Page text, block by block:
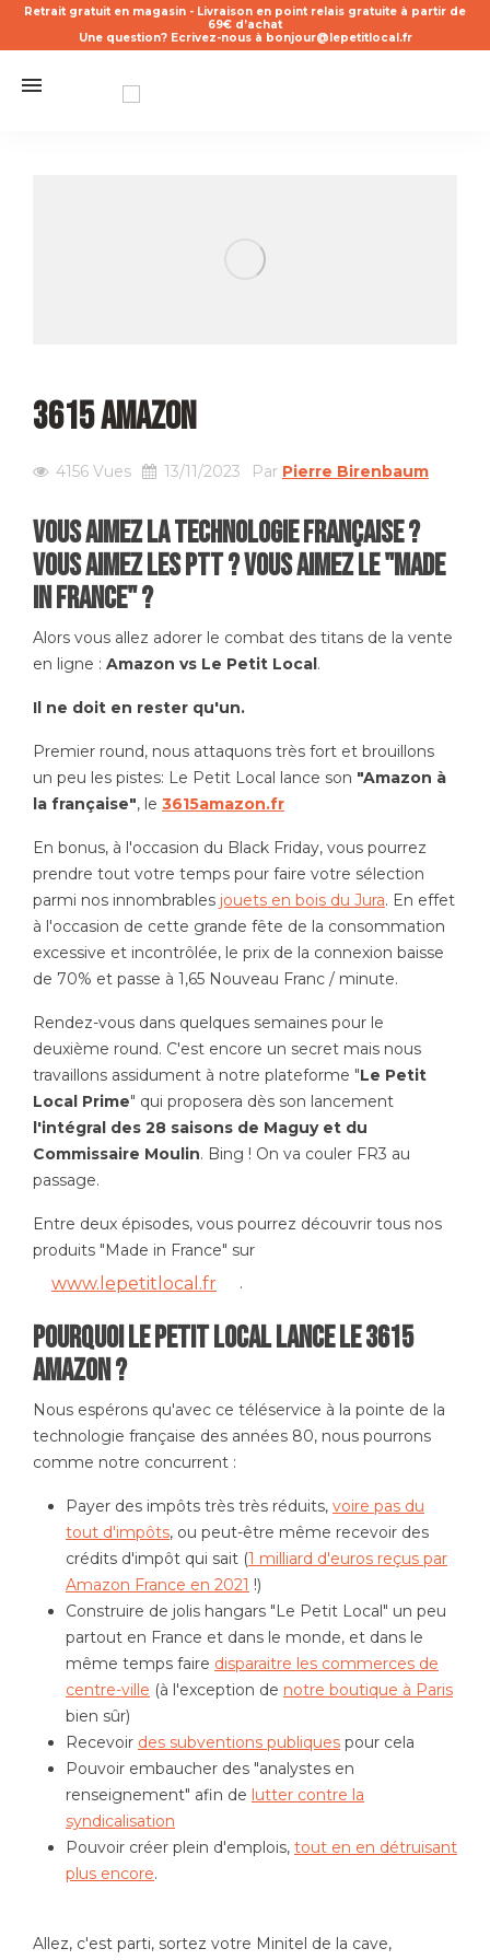
Retrait gratuit en magasin - Livraison en point relais gratuite à partir de
69€ d’achat
Une question? Ecrivez-nous à bonjour@lepetitlocal.fr
3615 AMAZON
4156 Vues 13/11/2023 Par Pierre Birenbaum
Vous aimez la technologie française ?
Vous aimez les PTT ? Vous aimez le "Made
in France" ?
Alors vous allez adorer le combat des titans de la vente
en ligne : Amazon vs Le Petit Local.
Il ne doit en rester qu'un.
Premier round, nous attaquons très fort et brouillons
un peu les pistes: Le Petit Local lance son "Amazon à
la française", le 3615amazon.fr
En bonus, à l'occasion du Black Friday, vous pourrez
prendre tout votre temps pour faire votre sélection
parmi nos innombrables jouets en bois du Jura. En effet
à l'occasion de cette grande fête de la consommation
excessive et incontrôlée, le prix de la connexion baisse
de 70% et passe à 1,65 Nouveau Franc / minute.
Rendez-vous dans quelques semaines pour le
deuxième round. C'est encore un secret mais nous
travaillons assidument à notre plateforme "Le Petit
Local Prime" qui proposera dès son lancement
l'intégral des 28 saisons de Maguy et du
Commissaire Moulin. Bing ! On va couler FR3 au
passage.
Entre deux épisodes, vous pourrez découvrir tous nos
produits "Made in France" sur
www.lepetitlocal.fr .
Pourquoi Le Petit Local lance le 3615
AMAZON ?
Nous espérons qu'avec ce téléservice à la pointe de la
technologie française des années 80, nous pourrons
comme notre concurrent :
Payer des impôts très très réduits, voire pas du
tout d'impôts, ou peut-être même recevoir des
crédits d'impôt qui sait (1 milliard d'euros reçus par
Amazon France en 2021 !)
Construire de jolis hangars "Le Petit Local" un peu
partout en France et dans le monde, et dans le
même temps faire disparaitre les commerces de
centre-ville (à l'exception de notre boutique à Paris
bien sûr)
Recevoir des subventions publiques pour cela
Pouvoir embaucher des "analystes en
renseignement" afin de lutter contre la
syndicalisation
Pouvoir créer plein d'emplois, tout en en détruisant
plus encore.
Allez, c'est parti, sortez votre Minitel de la cave,